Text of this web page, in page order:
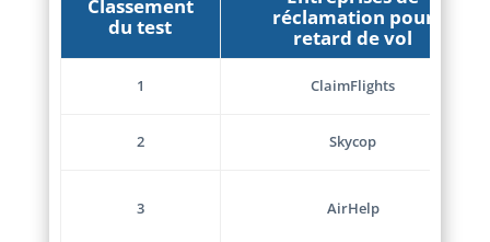
Classement
du test
réclamation pour
retard de vol
1 ClaimFlights
2 Skycop
3 AirHelp